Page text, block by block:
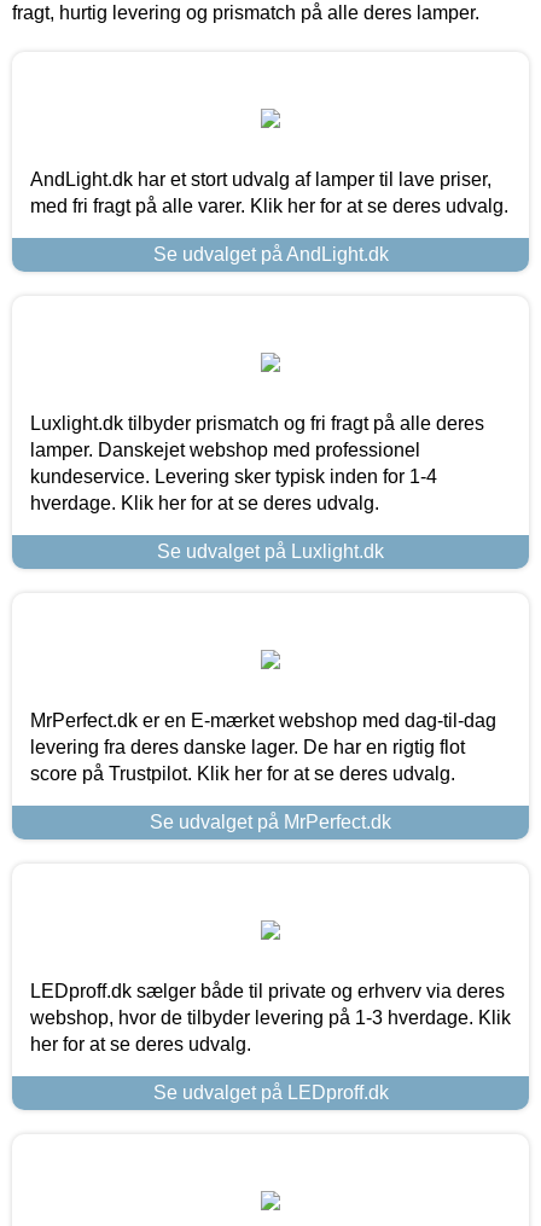
fragt, hurtig levering og prismatch på alle deres lamper.
AndLight.dk har et stort udvalg af lamper til lave priser,
med fri fragt på alle varer. Klik her for at se deres udvalg.
Se udvalget på AndLight.dk
Luxlight.dk tilbyder prismatch og fri fragt på alle deres
lamper. Danskejet webshop med professionel
kundeservice. Levering sker typisk inden for 1-4
hverdage. Klik her for at se deres udvalg.
Se udvalget på Luxlight.dk
MrPerfect.dk er en E-mærket webshop med dag-til-dag
levering fra deres danske lager. De har en rigtig flot
score på Trustpilot. Klik her for at se deres udvalg.
Se udvalget på MrPerfect.dk
LEDproff.dk sælger både til private og erhverv via deres
webshop, hvor de tilbyder levering på 1-3 hverdage. Klik
her for at se deres udvalg.
Se udvalget på LEDproff.dk